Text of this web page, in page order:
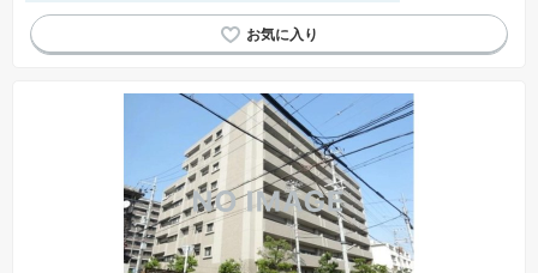
駐輪場・バイク置き場
温水洗浄便座 宅配ボックス